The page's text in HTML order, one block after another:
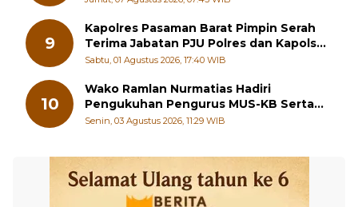
9
Kapolres Pasaman Barat Pimpin Serah
Terima Jabatan PJU Polres dan Kapolsek
Sungai Beremas
Sabtu, 01 Agustus 2026, 17:40 WIB
10
Wako Ramlan Nurmatias Hadiri
Pengukuhan Pengurus MUS-KB Serta
LMKB Periode 2026-2031,
Senin, 03 Agustus 2026, 11:29 WIB